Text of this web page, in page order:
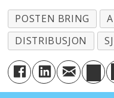
POSTEN BRING
DISTRIBUSJON